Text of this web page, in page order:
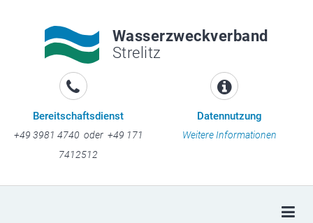
Wasserzweckverband
Strelitz
Bereitschaftsdienst
+49 3981 4740 oder +49 171
7412512
Datennutzung
Weitere Informationen